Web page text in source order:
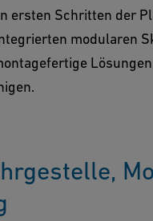
ersten Schritten der
modularen